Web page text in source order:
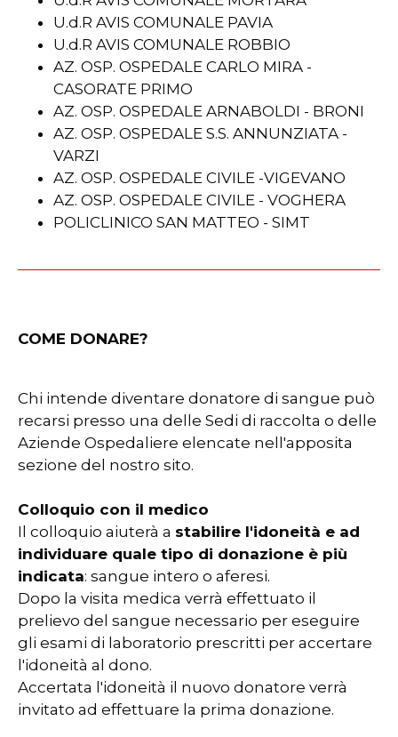
U.d.R AVIS COMUNALE PAVIA
U.d.R AVIS COMUNALE ROBBIO
AZ. OSP. OSPEDALE CARLO MIRA -
CASORATE PRIMO
AZ. OSP. OSPEDALE ARNABOLDI - BRONI
AZ. OSP. OSPEDALE S.S. ANNUNZIATA -
VARZI
AZ. OSP. OSPEDALE CIVILE -VIGEVANO
AZ. OSP. OSPEDALE CIVILE - VOGHERA
POLICLINICO SAN MATTEO - SIMT
COME DONARE?
Chi intende diventare donatore di sangue può
recarsi presso una delle Sedi di raccolta o delle
Aziende Ospedaliere elencate nell'apposita
sezione del nostro sito.
Colloquio con il medico
Il colloquio aiuterà a stabilire l'idoneità e ad
individuare quale tipo di donazione è più
indicata: sangue intero o aferesi.
Dopo la visita medica verrà effettuato il
prelievo del sangue necessario per eseguire
gli esami di laboratorio prescritti per accertare
l'idoneità al dono.
Accertata l'idoneità il nuovo donatore verrà
invitato ad effettuare la prima donazione.